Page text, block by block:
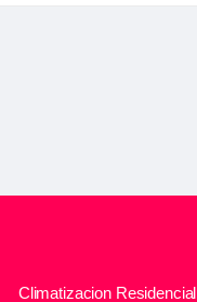
Climatizacion Residencial